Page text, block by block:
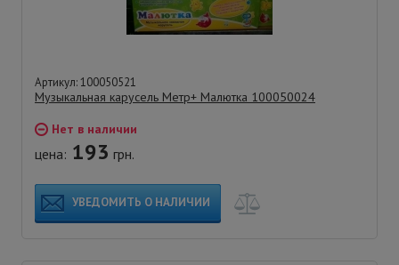
Артикул: 100050521
Музыкальная карусель Метр+ Малютка 100050024
Нет в наличии
цена: 193 грн.
УВЕДОМИТЬ О НАЛИЧИИ